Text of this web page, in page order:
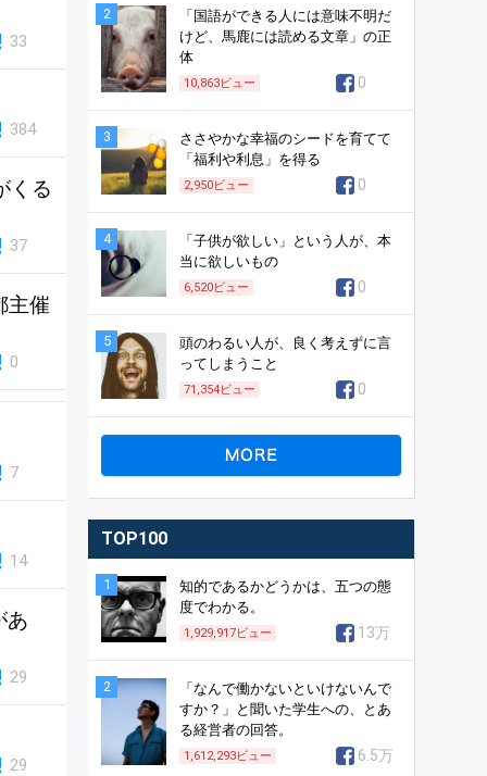
33
384
くる
37
主催
0
7
14
あ
29
29
2
「国語ができる人には意味不明だ
けど、馬鹿には読める文章」の正
体
10,863ビュー 0
3
ささやかな幸福のシードを育てて
「福利や利息」を得る
2,950ビュー 0
4
「子供が欲しい」という人が、本
当に欲しいもの
6,520ビュー 0
5
頭のわるい人が、良く考えずに言
ってしまうこと
71,354ビュー 0
TOP100
1
知的であるかどうかは、五つの態
度でわかる。
1,929,917ビュー 13万
2
「なんで働かないといけないんで
すか？」と聞いた学生への、とあ
る経営者の回答。
1,612,293ビュー 6.5万